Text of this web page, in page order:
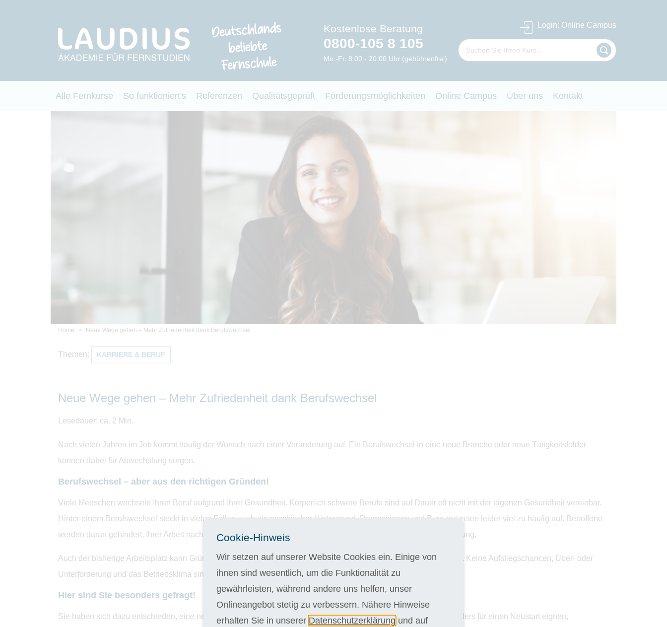
Login: Online Campus
Kostenlose Beratung
0800-105 8 105
Mo.-Fr. 8:00 - 20:00 Uhr (gebührenfrei)
Alle Fernkurse So funktioniert's Referenzen Qualitätsgeprüft Förderungsmöglichkeiten Online Campus Über uns Kontakt
Home Neue Wege gehen – Mehr Zufriedenheit dank Berufswechsel
Themen: KARRIERE & BERUF
Neue Wege gehen – Mehr Zufriedenheit dank Berufswechsel
Lesedauer: ca. 2 Min.
Nach vielen Jahren im Job kommt häufig der Wunsch nach einer Veränderung auf. Ein Berufswechsel in eine neue Branche oder neue Tätigkeitsfelder
können dabei für Abwechslung sorgen.
Berufswechsel – aber aus den richtigen Gründen!
Viele Menschen wechseln Ihren Beruf aufgrund Ihrer Gesundheit. Körperlich schwere Berufe sind auf Dauer oft nicht mit der eigenen Gesundheit vereinbar.
Hinter einem Berufswechsel steckt in vielen Fällen auch ein psychischer Hintergrund. Depressionen und Burn-out treten leider viel zu häufig auf. Betroffene
werden daran gehindert, Ihrer Arbeit nachzugehen. In solchen Fällen braucht es eine Auszeit oder eine Umorientierung.
Auch der bisherige Arbeitsplatz kann Gründe liefern, weshalb man seinen Beruf oder seine Stelle wechseln möchte. Keine Aufstiegschancen, Über- oder
Unterforderung und das Betriebsklima sind nur wenige Gründe für Unzufriedenheit.
Hier sind Sie besonders gefragt!
Sie haben sich dazu entschieden, eine neue Herausforderung zu wagen? Wir haben für Sie Berufe, die sich besonders für einen Neustart eignen,
Cookie-Hinweis
Wir setzen auf unserer Website Cookies ein. Einige von
ihnen sind wesentlich, um die Funktionalität zu
gewährleisten, während andere uns helfen, unser
Onlineangebot stetig zu verbessern. Nähere Hinweise
erhalten Sie in unserer Datenschutzerklärung und auf